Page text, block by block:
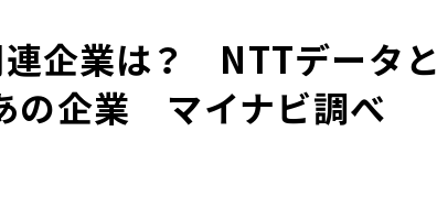
企業は？ NTTデータと
の企業 マイナビ調べ